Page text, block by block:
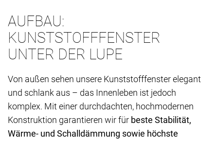
AUFBAU:
KUNSTSTOFFFENSTER
UNTER DER LUPE
Von außen sehen unsere Kunststofffenster elegant
und schlank aus – das Innenleben ist jedoch
komplex. Mit einer durchdachten, hochmodernen
Konstruktion garantieren wir für beste Stabilität,
Wärme- und Schalldämmung sowie höchste